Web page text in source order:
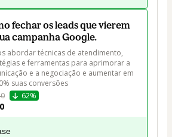
fechar os leads que vierem
campanha Google.
abordar técnicas de atendimento,
e ferramentas para aprimorar a
e a negociação e aumentar em
suas conversões
62%